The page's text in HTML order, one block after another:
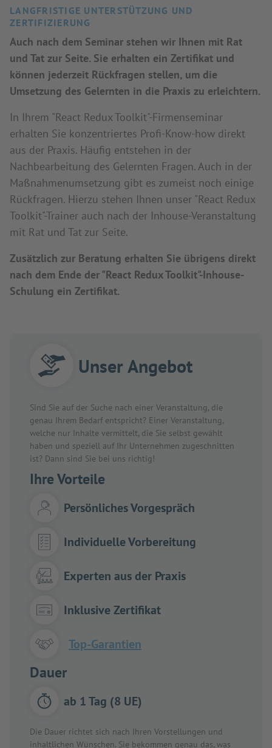
LANGFRISTIGE UNTERSTÜTZUNG UND
ZERTIFIZIERUNG
Auch nach dem Seminar stehen wir Ihnen mit Rat
und Tat zur Seite. Sie erhalten ein Zertifikat und
können jederzeit Rückfragen stellen, um die
Umsetzung des Gelernten in die Praxis zu erleichtern.
In Ihrem "React Redux Toolkit"-Firmenseminar
erhalten Sie konzentriertes Profi-Know-how direkt
aus der Praxis. Häufig entstehen in der
Nachbearbeitung des Gelernten Fragen. Auch in der
Maßnahmenumsetzung gibt es zumeist noch einige
Rückfragen. Hierzu stehen Ihnen unser "React Redux
Toolkit"-Trainer auch nach der Inhouse-Veranstaltung
mit Rat und Tat zur Seite.
Zusätzlich zur Beratung erhalten Sie übrigens direkt
nach dem Ende der "React Redux Toolkit"-Inhouse-
Schulung ein Zertifikat.
Unser Angebot
Sind Sie auf der Suche nach einer Veranstaltung, die
genau Ihrem Bedarf entspricht? Einer Veranstaltung,
welche nur Inhalte vermittelt, die Sie selbst gewählt
haben und speziell auf Ihr Unternehmen zugeschnitten
ist? Dann sind Sie bei uns richtig!
Ihre Vorteile
Persönliches Vorgespräch
Individuelle Vorbereitung
Experten aus der Praxis
Inklusive Zertifikat
Top-Garantien
Dauer
ab 1 Tag (8 UE)
Die Dauer richtet sich nach Ihren Vorstellungen und
inhaltlichen Wünschen. Sie bekommen genau das, was